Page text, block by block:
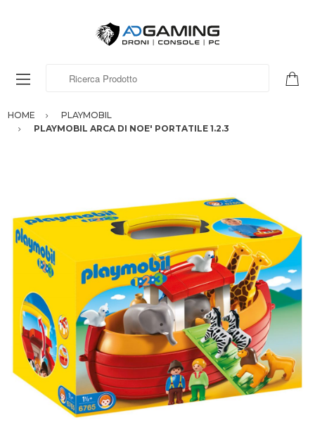
HOME
PLAYMOBIL
PLAYMOBIL ARCA DI NOE' PORTATILE 1.2.3